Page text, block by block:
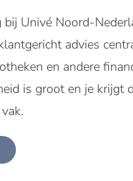
bij Univé Noord-
advies
en andere
is groot en je krijgt